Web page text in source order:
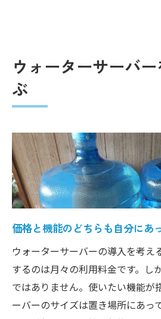
価格から見るウォータ
ウォーターサーバーの
向上
ライフスタイルに合わ
バーの価格戦略
とその選択の重要性
価格が反映するウォー
フスタイル
ウォーターサーバーの
フスタイルの質
ウォーターサーバ
ぶ
価格と機能のどちらも自分にあ
ウォーターサーバーの導入を考え
するのは月々の利用料金です。し
ではありません。使いたい機能が
ーバーのサイズは置き場所にあっ